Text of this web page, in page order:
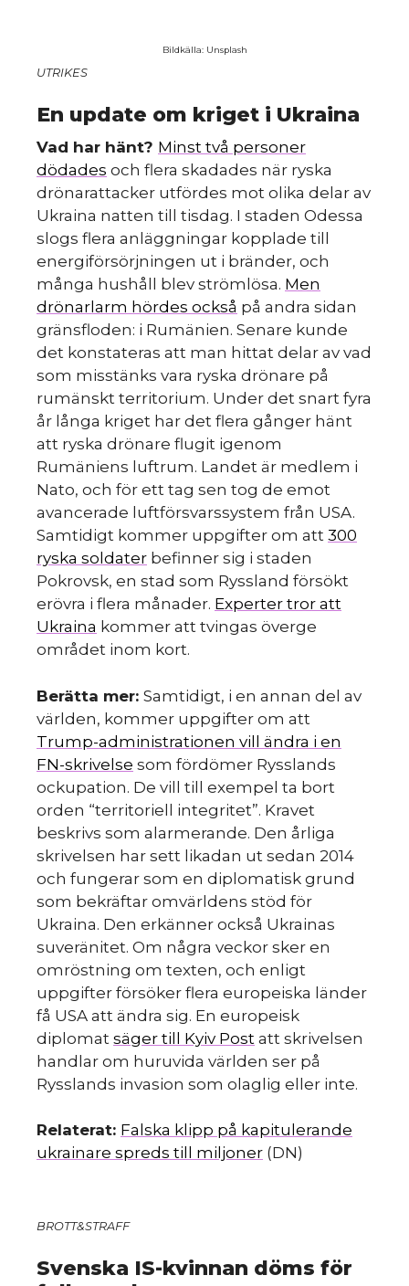
Bildkälla: Unsplash
UTRIKES
En update om kriget i Ukraina
Vad har hänt? Minst två personer
dödades och flera skadades när ryska
drönarattacker utfördes mot olika delar av
Ukraina natten till tisdag. I staden Odessa
slogs flera anläggningar kopplade till
energiförsörjningen ut i bränder, och
många hushåll blev strömlösa. Men
drönarlarm hördes också på andra sidan
gränsfloden: i Rumänien. Senare kunde
det konstateras att man hittat delar av vad
som misstänks vara ryska drönare på
rumänskt territorium. Under det snart fyra
år långa kriget har det flera gånger hänt
att ryska drönare flugit igenom
Rumäniens luftrum. Landet är medlem i
Nato, och för ett tag sen tog de emot
avancerade luftförsvarssystem från USA.
Samtidigt kommer uppgifter om att 300
ryska soldater befinner sig i staden
Pokrovsk, en stad som Ryssland försökt
erövra i flera månader. Experter tror att
Ukraina kommer att tvingas överge
området inom kort.
Berätta mer: Samtidigt, i en annan del av
världen, kommer uppgifter om att
Trump-administrationen vill ändra i en
FN-skrivelse som fördömer Rysslands
ockupation. De vill till exempel ta bort
orden “territoriell integritet”. Kravet
beskrivs som alarmerande. Den årliga
skrivelsen har sett likadan ut sedan 2014
och fungerar som en diplomatisk grund
som bekräftar omvärldens stöd för
Ukraina. Den erkänner också Ukrainas
suveränitet. Om några veckor sker en
omröstning om texten, och enligt
uppgifter försöker flera europeiska länder
få USA att ändra sig. En europeisk
diplomat säger till Kyiv Post att skrivelsen
handlar om huruvida världen ser på
Rysslands invasion som olaglig eller inte.
Relaterat: Falska klipp på kapitulerande
ukrainare spreds till miljoner (DN)
BROTT&STRAFF
Svenska IS-kvinnan döms för